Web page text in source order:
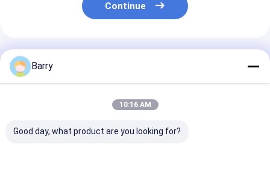
Continue
Produtos Recomendados
Barry
10:16 AM
Good day, what product are you looking for?